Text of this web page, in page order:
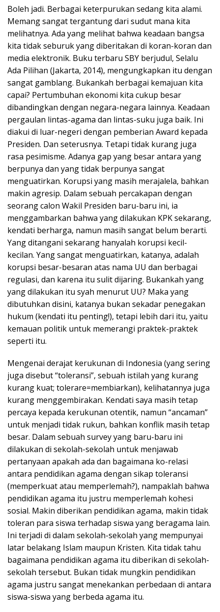
Boleh jadi. Berbagai keterpurukan sedang kita alami.
Memang sangat tergantung dari sudut mana kita
melihatnya. Ada yang melihat bahwa keadaan bangsa
kita tidak seburuk yang diberitakan di koran-koran dan
media elektronik. Buku terbaru SBY berjudul, Selalu
Ada Pilihan (Jakarta, 2014), mengungkapkan itu dengan
sangat gamblang. Bukankah berbagai kemajuan kita
capai? Pertumbuhan ekonomi kita cukup besar
dibandingkan dengan negara-negara lainnya. Keadaan
pergaulan lintas-agama dan lintas-suku juga baik. Ini
diakui di luar-negeri dengan pemberian Award kepada
Presiden. Dan seterusnya. Tetapi tidak kurang juga
rasa pesimisme. Adanya gap yang besar antara yang
berpunya dan yang tidak berpunya sangat
menguatirkan. Korupsi yang masih merajalela, bahkan
makin agresip. Dalam sebuah percakapan dengan
seorang calon Wakil Presiden baru-baru ini, ia
menggambarkan bahwa yang dilakukan KPK sekarang,
kendati berharga, namun masih sangat belum berarti.
Yang ditangani sekarang hanyalah korupsi kecil-
kecilan. Yang sangat menguatirkan, katanya, adalah
korupsi besar-besaran atas nama UU dan berbagai
regulasi, dan karena itu sulit dijaring. Bukankah yang
yang dilakukan itu syah menurut UU? Maka yang
dibutuhkan disini, katanya bukan sekadar penegakan
hukum (kendati itu penting!), tetapi lebih dari itu, yaitu
kemauan politik untuk memerangi praktek-praktek
seperti itu.
Mengenai derajat kerukunan di Indonesia (yang sering
juga disebut “toleransi”, sebuah istilah yang kurang
kurang kuat; tolerare=membiarkan), kelihatannya juga
kurang menggembirakan. Kendati saya masih tetap
percaya kepada kerukunan otentik, namun “ancaman”
untuk menjadi tidak rukun, bahkan konflik masih tetap
besar. Dalam sebuah survey yang baru-baru ini
dilakukan di sekolah-sekolah untuk menjawab
pertanyaan apakah ada dan bagaimana ko-relasi
antara pendidikan agama dengan sikap toleransi
(memperkuat atau memperlemah?), nampaklah bahwa
pendidikan agama itu justru memperlemah kohesi
sosial. Makin diberikan pendidikan agama, makin tidak
toleran para siswa terhadap siswa yang beragama lain.
Ini terjadi di dalam sekolah-sekolah yang mempunyai
latar belakang Islam maupun Kristen. Kita tidak tahu
bagaimana pendidikan agama itu diberikan di sekolah-
sekolah tersebut. Bukan tidak mungkin pendidikan
agama justru sangat menekankan perbedaan di antara
siswa-siswa yang berbeda agama itu.